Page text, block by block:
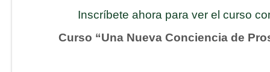
Inscríbete ahora para ver el curso
Curso “Una Nueva Conciencia de